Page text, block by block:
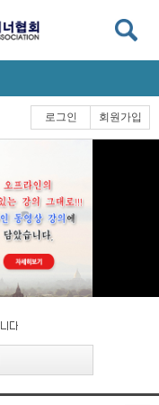
로그인 회원가입